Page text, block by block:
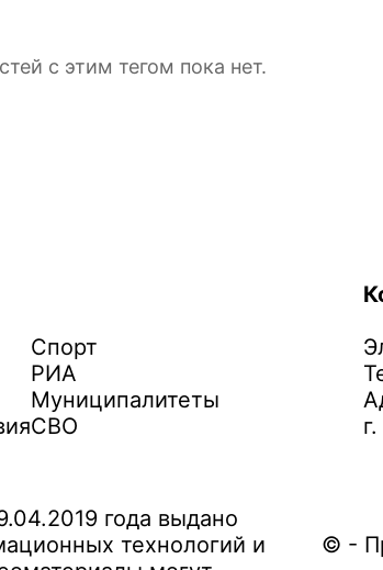
с этим тегом пока нет.
Спорт
РИА
Муниципалитеты
СВО
года выдано
технологий и
© -